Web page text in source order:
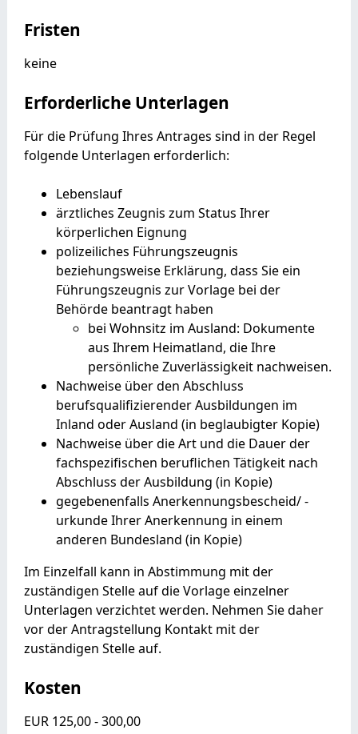
Fristen
keine
Erforderliche Unterlagen
Für die Prüfung Ihres Antrages sind in der Regel
folgende Unterlagen erforderlich:
Lebenslauf
ärztliches Zeugnis zum Status Ihrer
körperlichen Eignung
polizeiliches Führungszeugnis
beziehungsweise Erklärung, dass Sie ein
Führungszeugnis zur Vorlage bei der
Behörde beantragt haben
bei Wohnsitz im Ausland: Dokumente
aus Ihrem Heimatland, die Ihre
persönliche Zuverlässigkeit nachweisen.
Nachweise über den Abschluss
berufsqualifizierender Ausbildungen im
Inland oder Ausland (in beglaubigter Kopie)
Nachweise über die Art und die Dauer der
fachspezifischen beruflichen Tätigkeit nach
Abschluss der Ausbildung (in Kopie)
gegebenenfalls Anerkennungsbescheid/ -
urkunde Ihrer Anerkennung in einem
anderen Bundesland (in Kopie)
Im Einzelfall kann in Abstimmung mit der
zuständigen Stelle auf die Vorlage einzelner
Unterlagen verzichtet werden. Nehmen Sie daher
vor der Antragstellung Kontakt mit der
zuständigen Stelle auf.
Kosten
EUR 125,00 - 300,00